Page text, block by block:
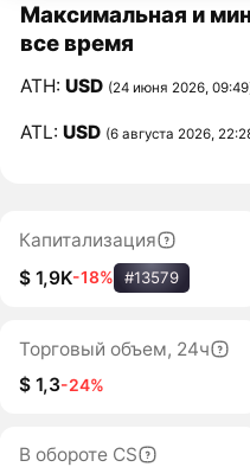
Максимальная и
все время
ATH:USD (24 июня 2026,
ATL:USD (6 августа 2026,
Капитализация
$ 1,9K-18% #13579
Торговый объем, 24ч
$ 1,3-24%
В обороте CS